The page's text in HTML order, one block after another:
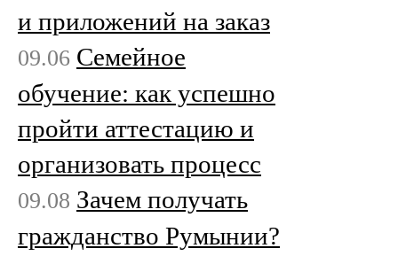
и приложений на заказ
09.06 Семейное
обучение: как успешно
пройти аттестацию и
организовать процесс
09.08 Зачем получать
гражданство Румынии?